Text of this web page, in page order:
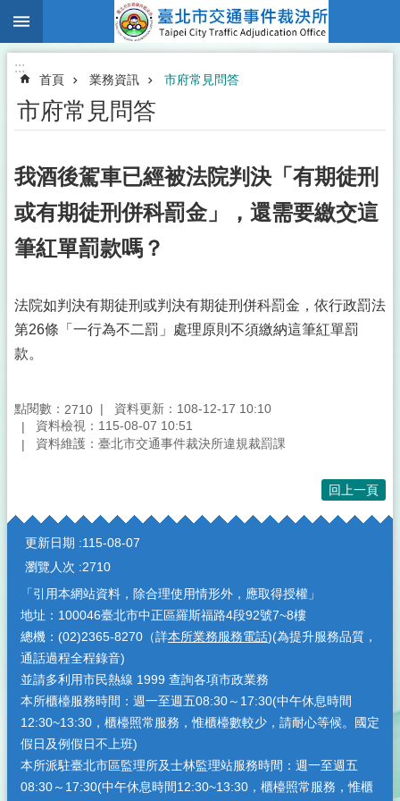
跳到主要內容區塊
:::
首頁 業務資訊 市府常見問答
市府常見問答
我酒後駕車已經被法院判決「有期徒刑
或有期徒刑併科罰金」，還需要繳交這
筆紅單罰款嗎？
法院如判決有期徒刑或判決有期徒刑併科罰金，依行政罰法
第26條「一行為不二罰」處理原則不須繳納這筆紅單罰
款。
點閱數： 2710
資料更新：108-12-17 10:10
資料檢視：115-08-07 10:51
資料維護：臺北市交通事件裁決所違規裁罰課
回上一頁
:::
更新日期
115-08-07
瀏覽人次
2710
「引用本網站資料，除合理使用情形外，應取得授權」
地址：100046臺北市中正區羅斯福路4段92號7~8樓
總機：(02)2365-8270（詳本所業務服務電話)(為提升服務品質，
通話過程全程錄音)
並請多利用市民熱線 1999 查詢各項市政業務
本所櫃檯服務時間：週一至週五08:30～17:30(中午休息時間
12:30~13:30，櫃檯照常服務，惟櫃檯數較少，請耐心等候。國定
假日及例假日不上班)
本所派駐臺北市區監理所及士林監理站服務時間：週一至週五
08:30～17:30(中午休息時間12:30~13:30，櫃檯照常服務，惟櫃